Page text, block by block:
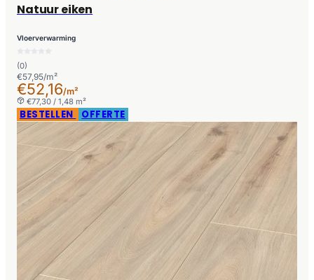
Natuur eiken
Vloerverwarming
(0)
€57,95/m²
€52,16/m²
€77,30 / 1,48 m²
BESTELLEN OFFERTE